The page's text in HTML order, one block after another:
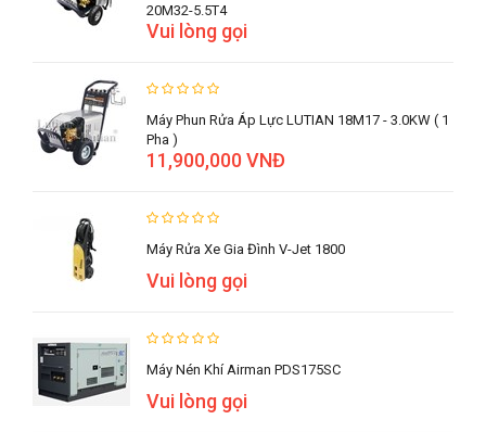
20M32-5.5T4
Vui lòng gọi
Máy Phun Rửa Áp Lực LUTIAN 18M17 - 3.0KW ( 1
Pha )
11,900,000 VNĐ
Máy Rửa Xe Gia Đình V-Jet 1800
Vui lòng gọi
Máy Nén Khí Airman PDS175SC
Vui lòng gọi